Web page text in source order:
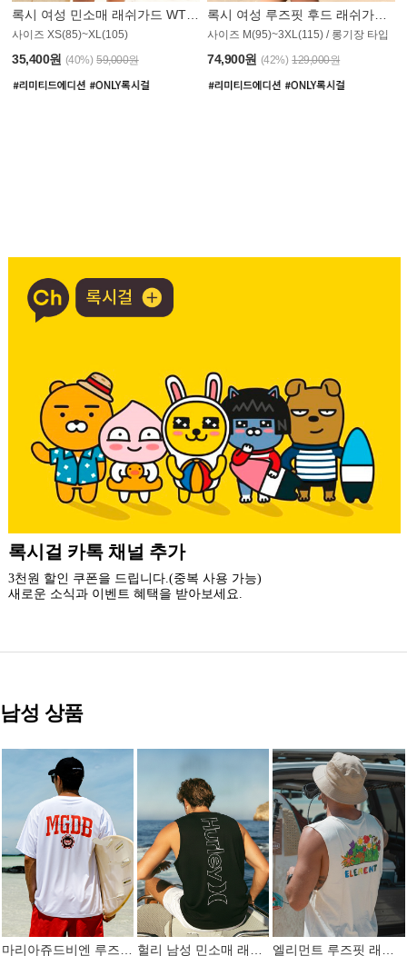
사이즈 XS(85)~XL(105)
35,400원 (40%) 59,000원
사이즈 M(95)~3XL(115) / 롱기장 타입
74,900원 (42%) 129,000원
더 가까운 쇼핑, 록시걸 모바일 앱
빠른쇼핑! 간편결제! 모바일에 딱 맞춘 쇼핑 앱
지금 설치하고 추가 할인 받아 가세요.
남성 상품